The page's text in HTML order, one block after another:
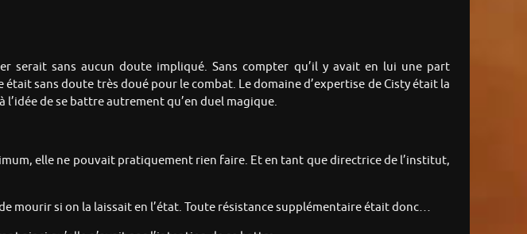
serait sans aucun doute impliqué. Sans compter qu’il y avait en lui une part
sans doute très doué pour le combat. Le domaine d’expertise de Cisty était la
de se battre autrement qu’en duel magique.
elle ne pouvait pratiquement rien faire. Et en tant que directrice de l’institut,
mourir si on la laissait en l’état. Toute résistance supplémentaire était donc…